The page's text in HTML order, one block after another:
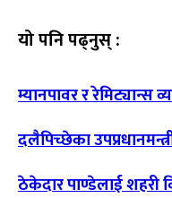
यो पनि पढ्नुस् :
म्यानपावर र रेमिट्यान्स
दलैपिच्छेका
ठेकेदार पाण्डेलाई शहरी